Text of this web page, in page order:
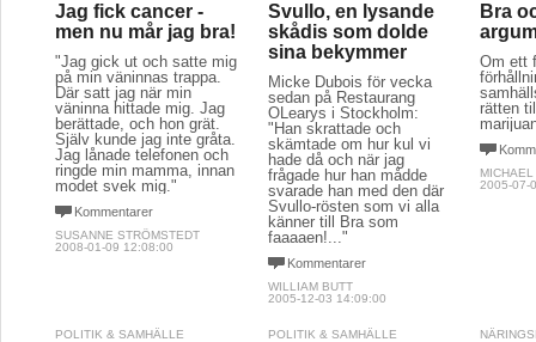
Jag fick cancer -
men nu mår jag bra!
"Jag gick ut och satte mig
på min väninnas trappa.
Där satt jag när min
väninna hittade mig. Jag
berättade, och hon grät.
Själv kunde jag inte gråta.
Jag lånade telefonen och
ringde min mamma, innan
modet svek mig."
Kommentarer
SUSANNE STRÖMSTEDT
2008-01-09 12:08:00
Svullo, en lysande
skådis som dolde
sina bekymmer
Micke Dubois för vecka
sedan på Restaurang
OLearys i Stockholm:
"Han skrattade och
skämtade om hur kul vi
hade då och när jag
frågade hur han mådde
svarade han med den där
Svullo-rösten som vi alla
känner till Bra som
faaaaen!..."
Kommentarer
WILLIAM BUTT
2005-12-03 14:09:00
Bra
Om ett
rätten
2005-07-
POLITIK & SAMHÄLLE POLITIK & SAMHÄLLE